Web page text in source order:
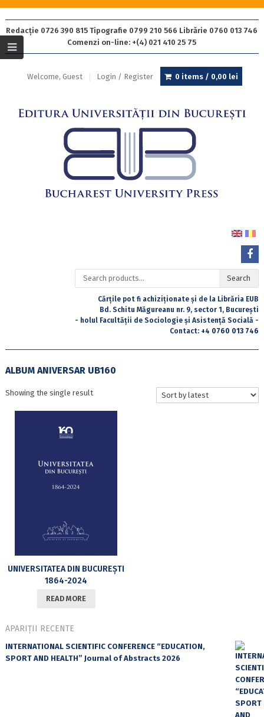
Redacție 0726 390 815 Tipografie 0799 210 566 Librărie 0760 013 746
Comenzi on-line: +(4) 021 410 25 75
Welcome, Guest Login / Register 0 items / 0,00 lei
Search
for:
Search
Cărțile pot fi achiziționate și de la Librăria EUB
Bd. Schitu Măgureanu nr. 9, sector 1, București
- holul Facultății de Sociologie și Asistență Socială -
Contact: +4 0760 013 746
ALBUM ANIVERSAR UB160
Showing the single result
UNIVERSITATEA DIN BUCUREȘTI
1864-2024
READ MORE
APARIȚII RECENTE
INTERNATIONAL SCIENTIFIC CONFERENCE “EDUCATION,
SPORT AND HEALTH” Journal of Abstracts 2026